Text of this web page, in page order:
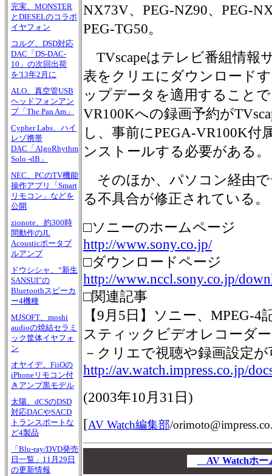
完実、MONSTER
とDIESELのコラボ
イヤフォン
コルグ、DSD対応
DAC「DS-DAC-
10」の次回出荷
を'13年2月に
ALO、真空管USB
ヘッドフォンアン
プ「The Pan Am」
Cypher Labs、ハイ
レゾ携帯
DAC「AlgoRhythm
Solo -dB」
NEC、PCのTV機能
操作アプリ「Smart
リモコン」などを
公開
zionote、約300時
間動作のJL
Acousticポータブ
ルアンプ
ドウシシャ、“新生
SANSUI”の
Bluetoothスピーカ
ー4機種
MJSOFT、moshi
audioの焼結セラミ
ック筐体イヤフォ
ン
オヤイデ、FiiOの
iPhoneリモコン付
きアンプ黒モデル
太陽、dCSのDSD
対応DACやSACD
トランスポートな
ど4製品
「Blu-ray/DVD発売
日一覧」11月29日
の更新情報
NX73V、PEG-NZ90、PEG-
PEG-TG50。
TVscapeはテレビ番組情報
表をクリエにダウンロード
ップデータを適用すること
VR100Kへの録画予約が
し、事前にPEGA-VR100K付
ンストールする必要がある。
そのほか、パソコン経由
る不具合が修正されている。
□ソニーのホームページ
http://www.sony.co.jp/
□ダウンロードページ
http://www.nccl.sony.co.jp/
□関連記事
【9月5日】ソニー、MPEG-
スティックビデオレコーダ
－クリエで視聴や録画設定が
http://av.watch.impress.co.jp/
(2003年10月31日)
[AV Watch編集部/
AV Watchホ